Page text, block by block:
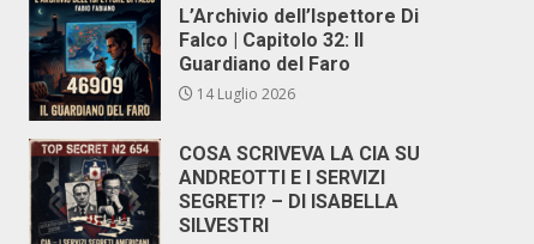
L’Archivio dell’Ispettore Di
Falco | Capitolo 32: Il
Guardiano del Faro
14 Luglio 2026
COSA SCRIVEVA LA CIA SU
ANDREOTTI E I SERVIZI
SEGRETI? – DI ISABELLA
SILVESTRI